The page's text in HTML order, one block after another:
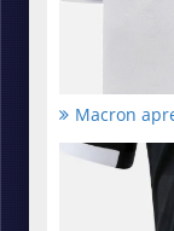
Macron